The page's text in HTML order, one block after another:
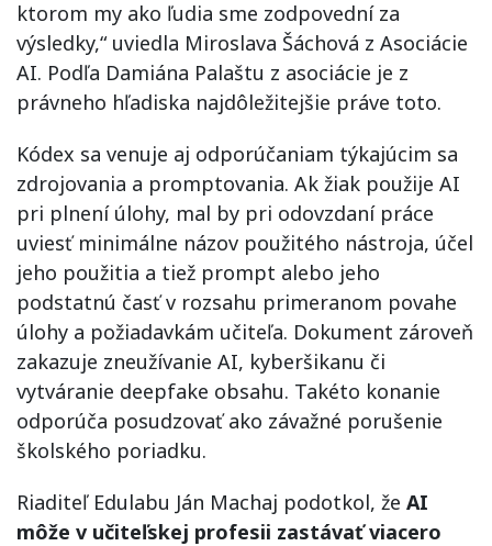
ktorom my ako ľudia sme zodpovední za
výsledky,“ uviedla Miroslava Šáchová z Asociácie
AI. Podľa Damiána Palaštu z asociácie je z
právneho hľadiska najdôležitejšie práve toto.
Kódex sa venuje aj odporúčaniam týkajúcim sa
zdrojovania a promptovania. Ak žiak použije AI
pri plnení úlohy, mal by pri odovzdaní práce
uviesť minimálne názov použitého nástroja, účel
jeho použitia a tiež prompt alebo jeho
podstatnú časť v rozsahu primeranom povahe
úlohy a požiadavkám učiteľa. Dokument zároveň
zakazuje zneužívanie AI, kyberšikanu či
vytváranie deepfake obsahu. Takéto konanie
odporúča posudzovať ako závažné porušenie
školského poriadku.
Riaditeľ Edulabu Ján Machaj podotkol, že AI
môže v učiteľskej profesii zastávať viacero